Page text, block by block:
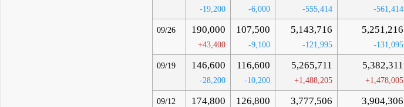
-19,200 -6,000 -555,414 -561,414
09/26 190,000
+43,400
107,500
-9,100
5,143,716
-121,995
5,251,216
-131,095
09/19 146,600
-28,200
116,600
-10,200
5,265,711
+1,488,205
5,382,311
+1,478,005
09/12 174,800 126,800 3,777,506 3,904,306